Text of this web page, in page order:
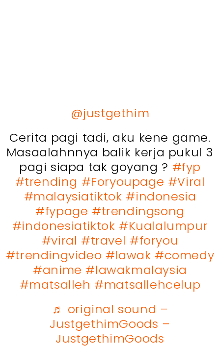
@justgethim
Cerita pagi tadi, aku kene game.
Masaalahnnya balik kerja pukul 3
pagi siapa tak goyang ? #fyp
#trending #Foryoupage #Viral
#malaysiatiktok #indonesia
#fypage #trendingsong
#indonesiatiktok #Kualalumpur
#viral #travel #foryou
#trendingvideo #lawak #comedy
#anime #lawakmalaysia
#matsalleh #matsallehcelup
♬ original sound –
JustgethimGoods –
JustgethimGoods